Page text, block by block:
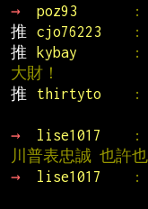
→
poz93 :
推
cjo76223 :
推
kybay
:
大財！
推
thirtyto
:
→
lise1017
:
川普表忠誠 也許
→
lise1017
: